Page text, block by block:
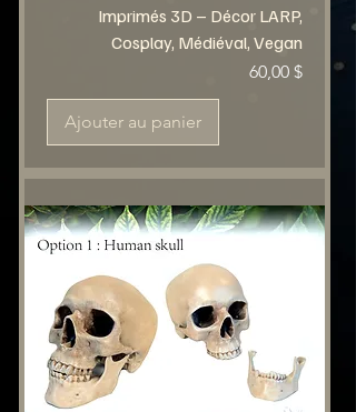
Imprimés 3D – Décor LARP,
Cosplay, Médiéval, Vegan
Prix
60,00 $
Ajouter au panier